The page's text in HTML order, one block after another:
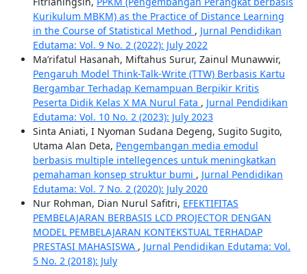
Kurikulum MBKM) as the Practice of Distance Learning
in the Course of Statistical Method , Jurnal Pendidikan
Edutama: Vol. 9 No. 2 (2022): July 2022
Ma’rifatul Hasanah, Miftahus Surur, Zainul Munawwir,
Pengaruh Model Think-Talk-Write (TTW) Berbasis Kartu
Bergambar Terhadap Kemampuan Berpikir Kritis
Peserta Didik Kelas X MA Nurul Fata , Jurnal Pendidikan
Edutama: Vol. 10 No. 2 (2023): July 2023
Sinta Aniati, I Nyoman Sudana Degeng, Sugito Sugito,
Utama Alan Deta, Pengembangan media emodul
berbasis multiple intellegences untuk meningkatkan
pemahaman konsep struktur bumi , Jurnal Pendidikan
Edutama: Vol. 7 No. 2 (2020): July 2020
Nur Rohman, Dian Nurul Safitri, EFEKTIFITAS
PEMBELAJARAN BERBASIS LCD PROJECTOR DENGAN
MODEL PEMBELAJARAN KONTEKSTUAL TERHADAP
PRESTASI MAHASISWA , Jurnal Pendidikan Edutama: Vol.
5 No. 2 (2018): July